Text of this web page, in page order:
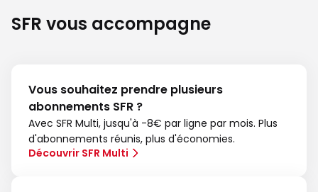
SFR vous accompagne
Vous souhaitez prendre plusieurs
abonnements SFR ?
Avec SFR Multi, jusqu'à -8€ par ligne par mois. Plus
d'abonnements réunis, plus d'économies.
Découvrir SFR Multi